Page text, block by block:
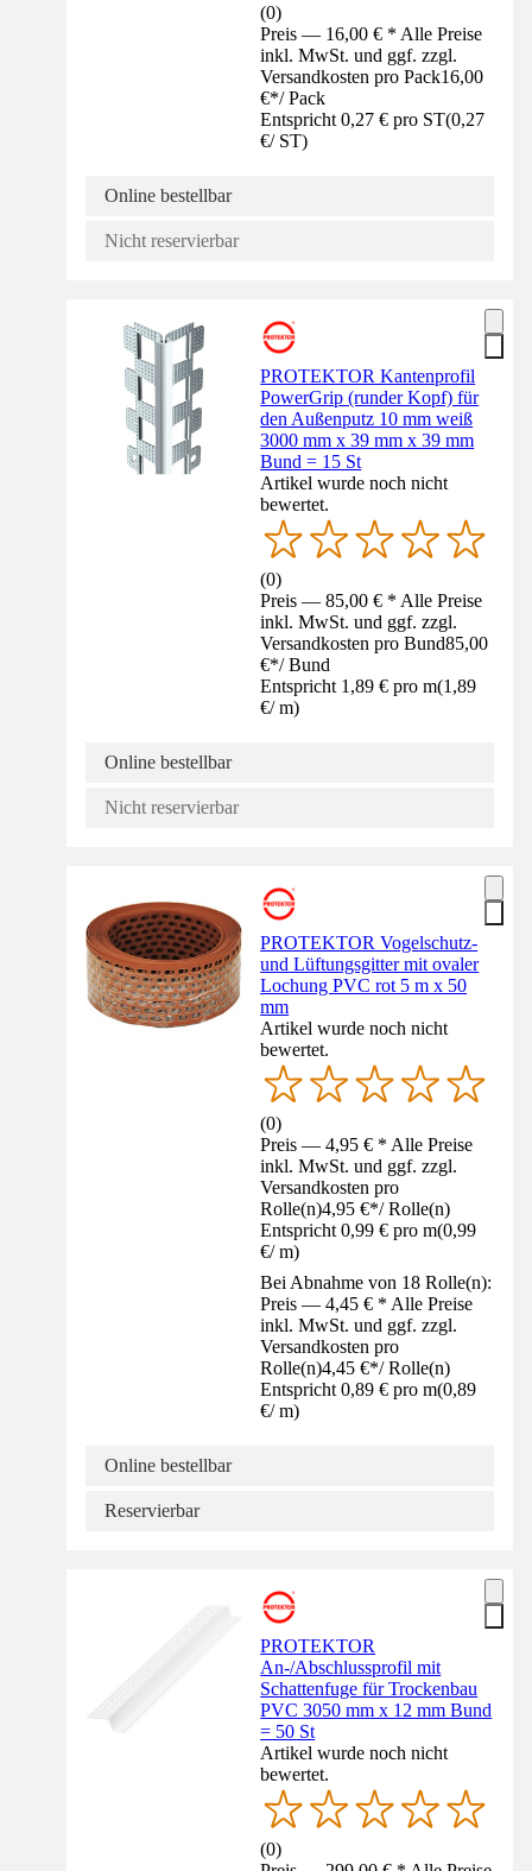
(0)
Preis — 16,00 € * Alle Preise
inkl. MwSt. und ggf. zzgl.
Versandkosten pro Pack16,00
€*/ Pack
Entspricht 0,27 € pro ST(0,27
€/ ST)
Online bestellbar
Nicht reservierbar
PROTEKTOR Kantenprofil
PowerGrip (runder Kopf) für
den Außenputz 10 mm weiß
3000 mm x 39 mm x 39 mm
Bund = 15 St
Artikel wurde noch nicht
bewertet.
(0)
Preis — 85,00 € * Alle Preise
inkl. MwSt. und ggf. zzgl.
Versandkosten pro Bund85,00
€*/ Bund
Entspricht 1,89 € pro m(1,89
€/ m)
Online bestellbar
Nicht reservierbar
PROTEKTOR Vogelschutz-
und Lüftungsgitter mit ovaler
Lochung PVC rot 5 m x 50
mm
Artikel wurde noch nicht
bewertet.
(0)
Preis — 4,95 € * Alle Preise
inkl. MwSt. und ggf. zzgl.
Versandkosten pro
Rolle(n)4,95 €*/ Rolle(n)
Entspricht 0,99 € pro m(0,99
€/ m)
Bei Abnahme von 18 Rolle(n):
Preis — 4,45 € * Alle Preise
inkl. MwSt. und ggf. zzgl.
Versandkosten pro
Rolle(n)4,45 €*/ Rolle(n)
Entspricht 0,89 € pro m(0,89
€/ m)
Online bestellbar
Reservierbar
PROTEKTOR
An-/Abschlussprofil mit
Schattenfuge für Trockenbau
PVC 3050 mm x 12 mm Bund
= 50 St
Artikel wurde noch nicht
bewertet.
(0)